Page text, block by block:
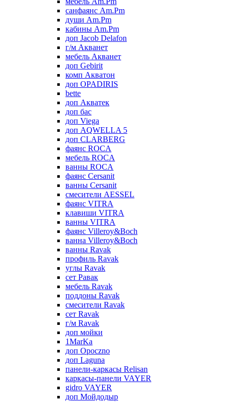
санфаянс Am.Pm
души Am.Pm
кабины Am.Pm
доп Jacob Delafon
г/м Акванет
мебель Акванет
доп Gebirit
комп Акватон
доп OPADIRIS
bette
доп Акватек
доп бас
доп Viega
доп AQWELLA 5
доп CLARBERG
фаянс ROCA
мебель ROCA
ванны ROCA
фаянс Cersanit
ванны Cersanit
смесители AESSEL
фаянс VITRA
клавиши VITRA
ванны VITRA
фаянс Villeroy&Boch
ванна Villeroy&Boch
ванны Ravak
профиль Ravak
углы Ravak
сет Равак
мебель Ravak
поддоны Ravak
смесители Ravak
сет Ravak
г/м Ravak
доп мойки
1MarKa
доп Opoczno
доп Laguna
панели-каркасы Relisan
каркасы-панели VAYER
gidro VAYER
доп Мойдодыр